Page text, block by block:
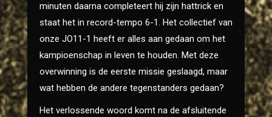
minuten daarna completeert hij zijn hattrick en
staat het in record-tempo 6-1. Het collectief van
onze JO11-1 heeft er alles aan gedaan om het
kampioenschap in leven te houden. Met deze
overwinning is de eerste missie geslaagd, maar
wat hebben de andere tegenstanders gedaan?
Het verlossende woord komt na de afsluitende